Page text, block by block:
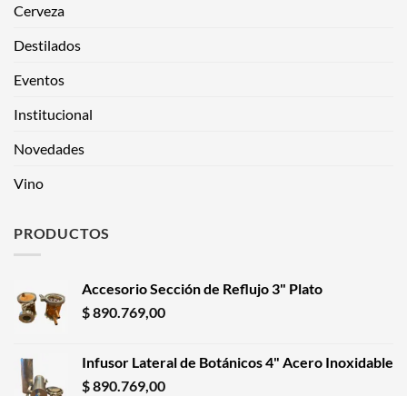
Cerveza
Destilados
Eventos
Institucional
Novedades
Vino
PRODUCTOS
Accesorio Sección de Reflujo 3" Plato
$890.769,00
Infusor Lateral de Botánicos 4" Acero Inoxidable
$890.769,00